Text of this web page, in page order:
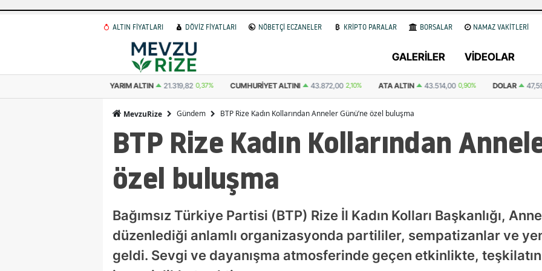
ALTIN FİYATLARI DÖVİZ FİYATLARI NÖBETÇİ ECZANELER KRİPTO PARALAR BORSALAR NAMAZ VAKİTLERİ
GALERİLER VİDEOLAR
CUMHURIYET ALTINI 43.872,00 2,10% ATA ALTIN 43.514,00 0,90% DOLAR 47,5987 0.06% EURO 55,0538
MevzuRize Gündem BTP Rize Kadın Kollarından Anneler Günü’ne özel buluşma
BTP Rize Kadın Kollarından
özel buluşma
Bağımsız Türkiye Partisi (BTP) Rize İl Kadın Kolları Başkanlığı,
düzenlediği anlamlı organizasyonda partililer, sempatizanlar ve
geldi. Sevgi ve dayanışma atmosferinde geçen etkinlikte,